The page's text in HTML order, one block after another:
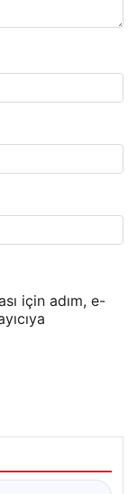
için adım, e-